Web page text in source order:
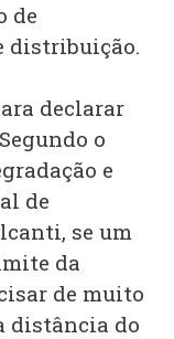
de
distribuição.
declarar
o
e
de
se um
da
de muito
distância do